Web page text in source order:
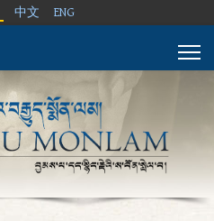
中文 ENG